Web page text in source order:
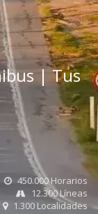
| Tus
450.000 Horarios
12.300 Líneas
1.300 Localidades